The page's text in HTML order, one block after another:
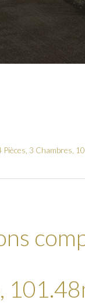
3 Chambres,